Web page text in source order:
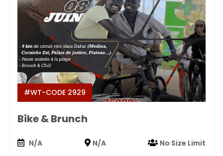
#WT-CODE 2929
Bike & Brunch
N/A N/A No Size Limit